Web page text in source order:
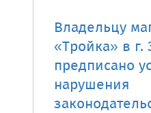
Владельцу
«Тройка» в г.
предписано
нарушения